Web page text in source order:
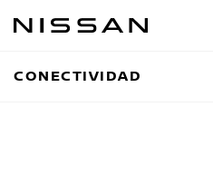
al
principal
CONECTIVIDAD